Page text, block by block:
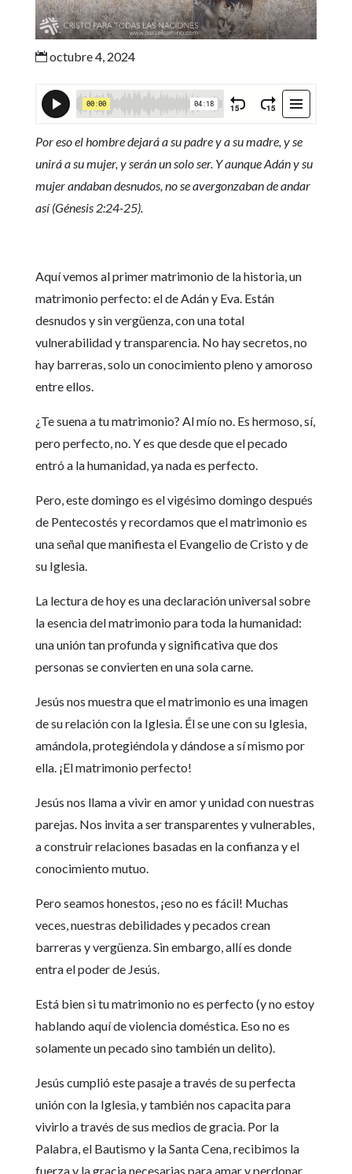
octubre 4, 2024
Por eso el hombre dejará a su padre y a su madre, y se
unirá a su mujer, y serán un solo ser. Y aunque Adán y su
mujer andaban desnudos, no se avergonzaban de andar
así (Génesis 2:24-25).
Aquí vemos al primer matrimonio de la historia, un
matrimonio perfecto: el de Adán y Eva. Están
desnudos y sin vergüenza, con una total
vulnerabilidad y transparencia. No hay secretos, no
hay barreras, solo un conocimiento pleno y amoroso
entre ellos.
¿Te suena a tu matrimonio? Al mío no. Es hermoso, sí,
pero perfecto, no. Y es que desde que el pecado
entró a la humanidad, ya nada es perfecto.
Pero, este domingo es el vigésimo domingo después
de Pentecostés y recordamos que el matrimonio es
una señal que manifiesta el Evangelio de Cristo y de
su Iglesia.
La lectura de hoy es una declaración universal sobre
la esencia del matrimonio para toda la humanidad:
una unión tan profunda y significativa que dos
personas se convierten en una sola carne.
Jesús nos muestra que el matrimonio es una imagen
de su relación con la Iglesia. Él se une con su Iglesia,
amándola, protegiéndola y dándose a sí mismo por
ella. ¡El matrimonio perfecto!
Jesús nos llama a vivir en amor y unidad con nuestras
parejas. Nos invita a ser transparentes y vulnerables,
a construir relaciones basadas en la confianza y el
conocimiento mutuo.
Pero seamos honestos, ¡eso no es fácil! Muchas
veces, nuestras debilidades y pecados crean
barreras y vergüenza. Sin embargo, allí es donde
entra el poder de Jesús.
Está bien si tu matrimonio no es perfecto (y no estoy
hablando aquí de violencia doméstica. Eso no es
solamente un pecado sino también un delito).
Jesús cumplió este pasaje a través de su perfecta
unión con la Iglesia, y también nos capacita para
vivirlo a través de sus medios de gracia. Por la
Palabra, el Bautismo y la Santa Cena, recibimos la
fuerza y la gracia necesarias para amar y perdonar